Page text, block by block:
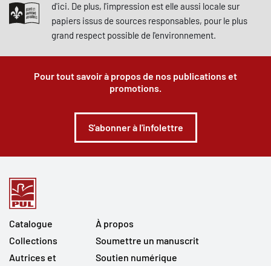
d'ici. De plus, l'impression est elle aussi locale sur
papiers issus de sources responsables, pour le plus
grand respect possible de l'environnement.
Pour tout savoir à propos de nos publications et
promotions.
S'abonner à l'infolettre
Catalogue
Collections
Autrices et
À propos
Soumettre un manuscrit
Soutien numérique